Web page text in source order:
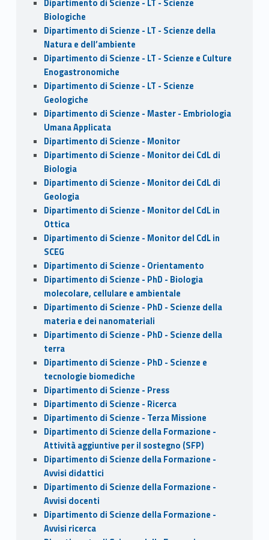
Dipartimento di Scienze - LT - Scienze
Biologiche
Dipartimento di Scienze - LT - Scienze della
Natura e dell’ambiente
Dipartimento di Scienze - LT - Scienze e Culture
Enogastronomiche
Dipartimento di Scienze - LT - Scienze
Geologiche
Dipartimento di Scienze - Master - Embriologia
Umana Applicata
Dipartimento di Scienze - Monitor
Dipartimento di Scienze - Monitor dei CdL di
Biologia
Dipartimento di Scienze - Monitor dei CdL di
Geologia
Dipartimento di Scienze - Monitor del CdL in
Ottica
Dipartimento di Scienze - Monitor del CdL in
SCEG
Dipartimento di Scienze - Orientamento
Dipartimento di Scienze - PhD - Biologia
molecolare, cellulare e ambientale
Dipartimento di Scienze - PhD - Scienze della
materia e dei nanomateriali
Dipartimento di Scienze - PhD - Scienze della
terra
Dipartimento di Scienze - PhD - Scienze e
tecnologie biomediche
Dipartimento di Scienze - Press
Dipartimento di Scienze - Ricerca
Dipartimento di Scienze - Terza Missione
Dipartimento di Scienze della Formazione -
Attività aggiuntive per il sostegno (SFP)
Dipartimento di Scienze della Formazione -
Avvisi didattici
Dipartimento di Scienze della Formazione -
Avvisi docenti
Dipartimento di Scienze della Formazione -
Avvisi ricerca